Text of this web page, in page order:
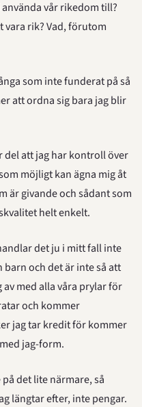
vår rikedom till?
vara rik? Vad, förutom
som inte funderat på så
att ordna sig bara jag blir
att jag har kontroll över
möjligt kan ägna mig åt
är givande och sådant som
helt enkelt.
det ju i mitt fall inte
och det är inte så att
med alla våra prylar för
och kommer
jag tar kredit för kommer
jag-form.
det lite närmare, så
längtar efter, inte pengar.